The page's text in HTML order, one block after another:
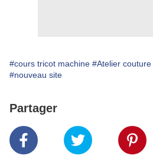
#cours tricot machine #Atelier couture
#nouveau site
Partager